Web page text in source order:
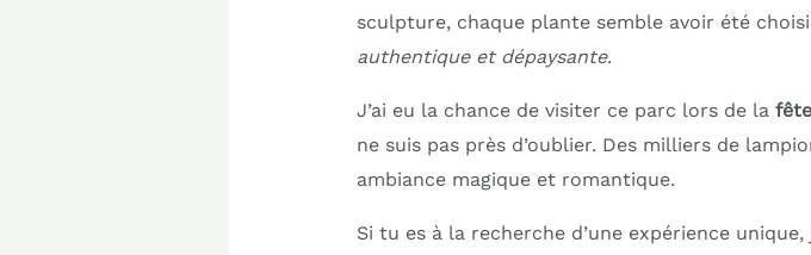
sculpture, chaque plante semble avoir été
authentique et dépaysante.
J’ai eu la chance de visiter ce parc lors de la
ne suis pas près d’oublier. Des milliers de
ambiance magique et romantique.
Si tu es à la recherche d’une expérience